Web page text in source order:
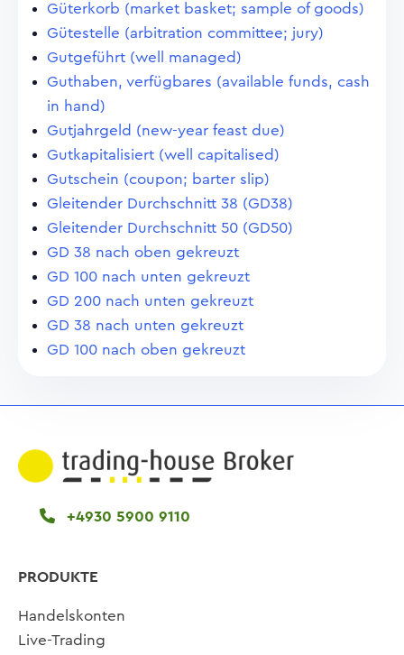
Güterkorb (market basket; sample of goods)
Gütestelle (arbitration committee; jury)
Gutgeführt (well managed)
Guthaben, verfügbares (available funds, cash
in hand)
Gutjahrgeld (new-year feast due)
Gutkapitalisiert (well capitalised)
Gutschein (coupon; barter slip)
Gleitender Durchschnitt 38 (GD38)
Gleitender Durchschnitt 50 (GD50)
GD 38 nach oben gekreuzt
GD 100 nach unten gekreuzt
GD 200 nach unten gekreuzt
GD 38 nach unten gekreuzt
GD 100 nach oben gekreuzt
+4930 5900 9110
PRODUKTE
Handelskonten
Live-Trading